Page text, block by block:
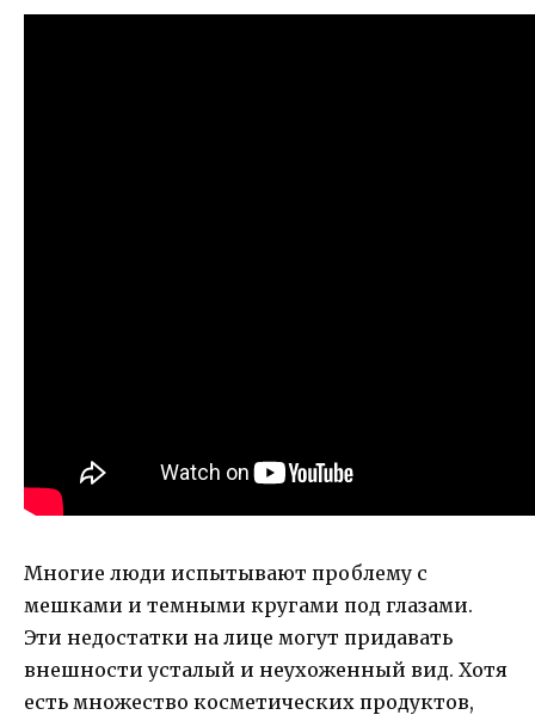
Многие люди испытывают проблему с
мешками и темными кругами под глазами.
Эти недостатки на лице могут придавать
внешности усталый и неухоженный вид. Хотя
есть множество косметических продуктов,